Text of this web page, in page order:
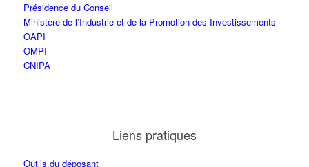
Présidence du Conseil
Ministère de l’Industrie et de la Promotion des Investissements
OAPI
OMPI
CNIPA
Liens pratiques
Outils du déposant